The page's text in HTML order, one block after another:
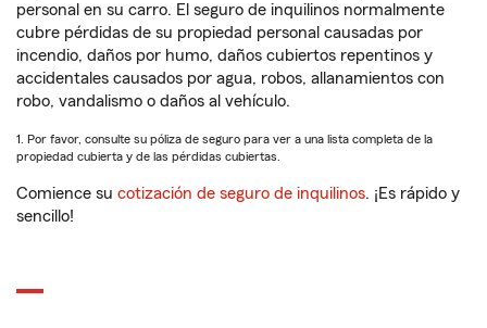
personal en su carro. El seguro de inquilinos normalmente
cubre pérdidas de su propiedad personal causadas por
incendio, daños por humo, daños cubiertos repentinos y
accidentales causados por agua, robos, allanamientos con
robo, vandalismo o daños al vehículo.
1. Por favor, consulte su póliza de seguro para ver a una lista completa de la
propiedad cubierta y de las pérdidas cubiertas.
Comience su cotización de seguro de inquilinos. ¡Es rápido y
sencillo!